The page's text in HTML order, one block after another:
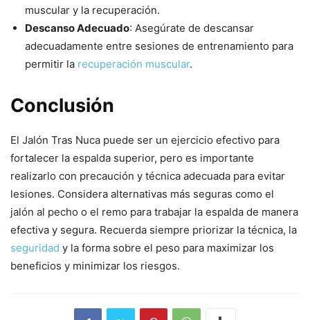
muscular y la recuperación.
Descanso Adecuado: Asegúrate de descansar
adecuadamente entre sesiones de entrenamiento para
permitir la recuperación muscular.
Conclusión
El Jalón Tras Nuca puede ser un ejercicio efectivo para
fortalecer la espalda superior, pero es importante
realizarlo con precaución y técnica adecuada para evitar
lesiones. Considera alternativas más seguras como el
jalón al pecho o el remo para trabajar la espalda de manera
efectiva y segura. Recuerda siempre priorizar la técnica, la
seguridad y la forma sobre el peso para maximizar los
beneficios y minimizar los riesgos.